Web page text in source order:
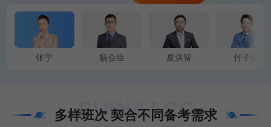
张宁 杨会臣 夏洪智 付子健
多样班次 契合不同备考需求